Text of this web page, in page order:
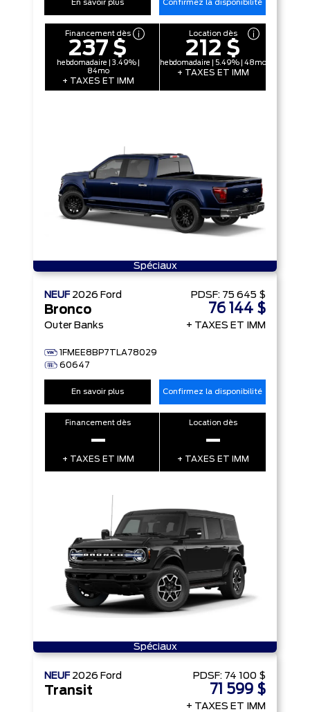
En savoir plus Confirmez la disponibilité
Financement dès
237 $
hebdomadaire | 3.49% |
84mo
+ TAXES ET IMM
Location dès
212 $
hebdomadaire | 5.49% | 48mo
+ TAXES ET IMM
Spéciaux
NEUF 2026 Ford
Bronco
Outer Banks
1FMEE8BP7TLA78029
60647
PDSF: 75 645 $
76 144 $
+ TAXES ET IMM
En savoir plus Confirmez la disponibilité
Financement dès
–
+ TAXES ET IMM
Location dès
–
+ TAXES ET IMM
Spéciaux
NEUF 2026 Ford
Transit
PDSF: 74 100 $
71 599 $
+ TAXES ET IMM